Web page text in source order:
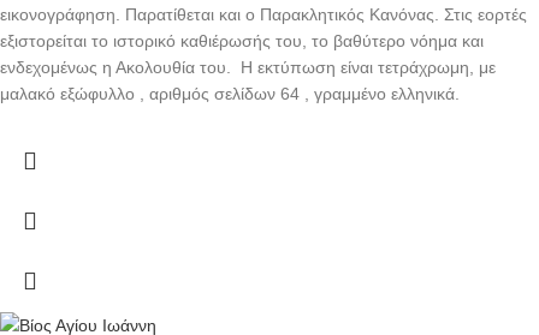
εικονογράφηση. Παρατίθεται και ο Παρακλητικός Κανόνας. Στις εορτές
εξιστορείται το ιστορικό καθιέρωσής του, το βαθύτερο νόημα και
ενδεχομένως η Ακολουθία του. Η εκτύπωση είναι τετράχρωμη, με
μαλακό εξώφυλλο , αριθμός σελίδων 64 , γραμμένο ελληνικά.